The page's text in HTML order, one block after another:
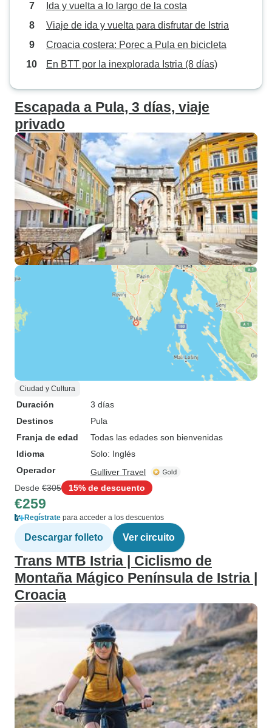
Ida y vuelta a lo largo de la costa
Viaje de ida y vuelta para disfrutar de Istria
Croacia costera: Porec a Pula en bicicleta
En BTT por la inexplorada Istria (8 días)
Escapada a Pula, 3 días, viaje
privado
Ciudad y Cultura
Duración
3 días
Destinos
Pula
Franja de edad
Todas las edades son bienvenidas
Idioma
Solo: Inglés
Operador
Gulliver Travel
Desde €305 15% de descuento
€259
Regístrate para acceder a los descuentos
Descargar folleto Ver circuito
Trans MTB Istria | Ciclismo de
Montaña Mágico Península de Istria |
Croacia